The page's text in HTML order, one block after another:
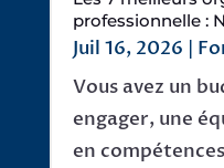
professionnelle :
Juil 16, 2026 |
Vous avez un
engager, une
en